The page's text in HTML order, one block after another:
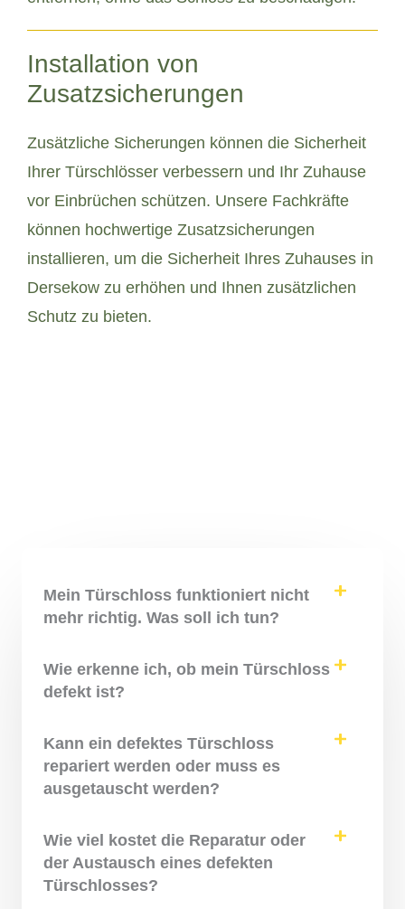
Installation von
Zusatzsicherungen
Zusätzliche Sicherungen können die Sicherheit
Ihrer Türschlösser verbessern und Ihr Zuhause
vor Einbrüchen schützen. Unsere Fachkräfte
können hochwertige Zusatzsicherungen
installieren, um die Sicherheit Ihres Zuhauses in
Dersekow zu erhöhen und Ihnen zusätzlichen
Schutz zu bieten.
Mein Türschloss funktioniert nicht
mehr richtig. Was soll ich tun?
Wie erkenne ich, ob mein Türschloss
defekt ist?
Kann ein defektes Türschloss
repariert werden oder muss es
ausgetauscht werden?
Wie viel kostet die Reparatur oder
der Austausch eines defekten
Türschlosses?